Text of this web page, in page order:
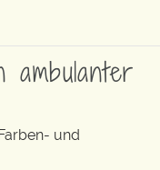
ambulanter
und